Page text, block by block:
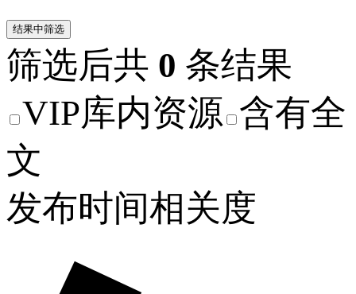
结果中筛选
筛选后共 0 条结果
VIP库内资源 含有全
文
发布时间相关度